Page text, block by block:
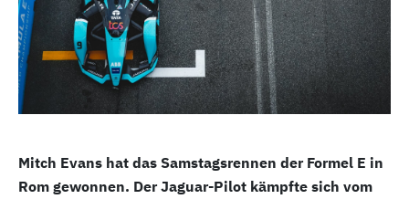
Mitch Evans hat das Samstagsrennen der Formel E in
Rom gewonnen. Der Jaguar-Pilot kämpfte sich vom